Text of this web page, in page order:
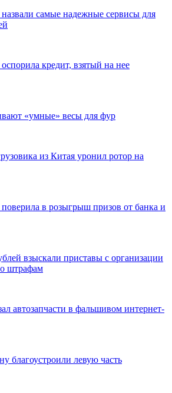
самые надежные сервисы для
кредит, взятый на нее
«умные» весы для фур
из Китая уронил ротор на
в розыгрыш призов от банка и
взыскали приставы с организации
штрафам
автозапчасти в фальшивом интернет-
благоустроили левую часть